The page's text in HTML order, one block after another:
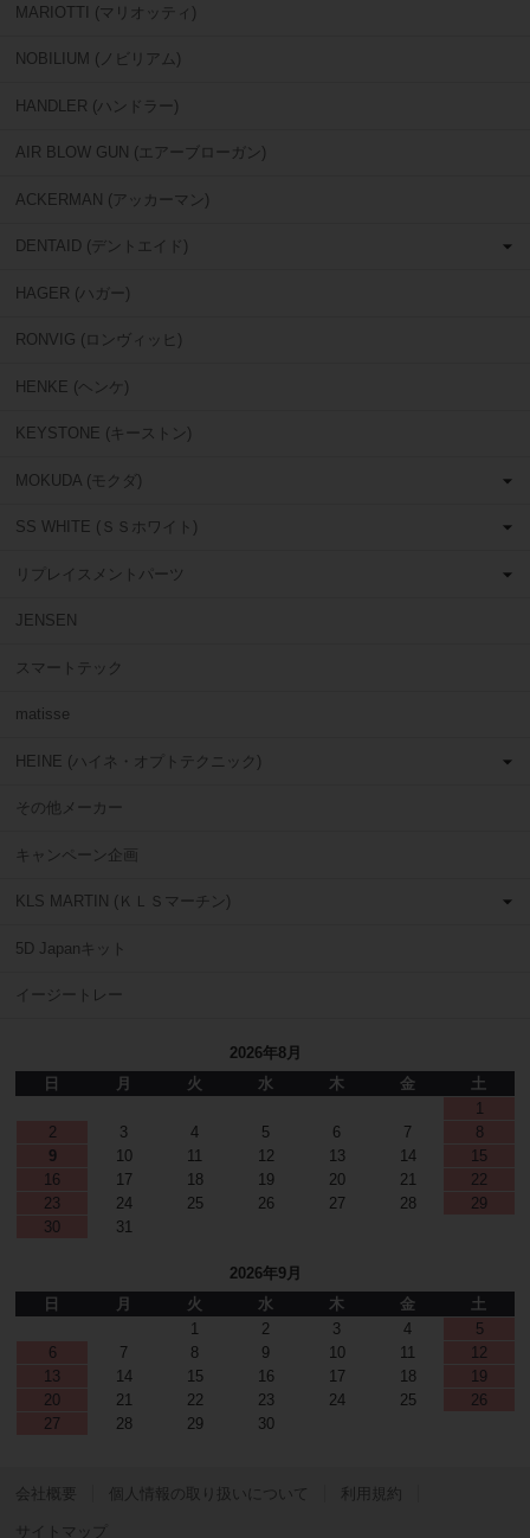
MARIOTTI (マリオッティ)
NOBILIUM (ノビリアム)
HANDLER (ハンドラー)
AIR BLOW GUN (エアーブローガン)
ACKERMAN (アッカーマン)
DENTAID (デントエイド)
HAGER (ハガー)
RONVIG (ロンヴィッヒ)
HENKE (ヘンケ)
KEYSTONE (キーストン)
MOKUDA (モクダ)
SS WHITE (ＳＳホワイト)
リプレイスメントパーツ
JENSEN
スマートテック
matisse
HEINE (ハイネ・オプトテクニック)
その他メーカー
キャンペーン企画
KLS MARTIN (ＫＬＳマーチン)
5D Japanキット
イージートレー
2026年8月
日
月 火 水 木 金
土
1
2
3 4 5 6 7
8
9
10 11 12 13 14
15
16
17 18 19 20 21
22
23
24 25 26 27 28
29
30
31
2026年9月
日
月 火 水 木 金
土
1
2 3 4
5
6
7 8 9 10 11
12
13
14 15 16 17 18
19
20
21 22 23 24 25
26
27
28 29 30
会社概要 個人情報の取り扱いについて 利用規約
サイトマップ